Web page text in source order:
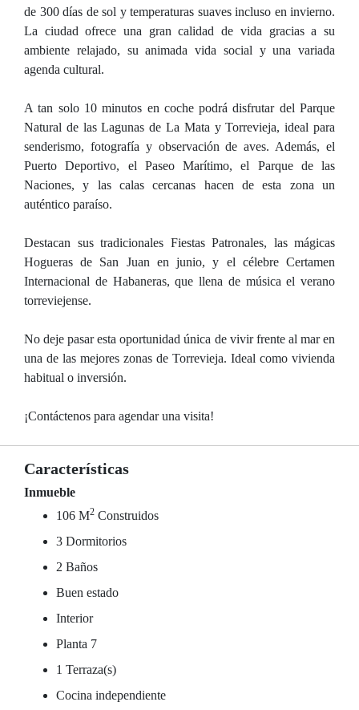
de 300 días de sol y temperaturas suaves incluso en invierno.
La ciudad ofrece una gran calidad de vida gracias a su
ambiente relajado, su animada vida social y una variada
agenda cultural.
A tan solo 10 minutos en coche podrá disfrutar del Parque
Natural de las Lagunas de La Mata y Torrevieja, ideal para
senderismo, fotografía y observación de aves. Además, el
Puerto Deportivo, el Paseo Marítimo, el Parque de las
Naciones, y las calas cercanas hacen de esta zona un
auténtico paraíso.
Destacan sus tradicionales Fiestas Patronales, las mágicas
Hogueras de San Juan en junio, y el célebre Certamen
Internacional de Habaneras, que llena de música el verano
torreviejense.
No deje pasar esta oportunidad única de vivir frente al mar en
una de las mejores zonas de Torrevieja. Ideal como vivienda
habitual o inversión.
¡Contáctenos para agendar una visita!
Características
Inmueble
106 M2 Construidos
3 Dormitorios
2 Baños
Buen estado
Interior
Planta 7
1 Terraza(s)
Cocina independiente